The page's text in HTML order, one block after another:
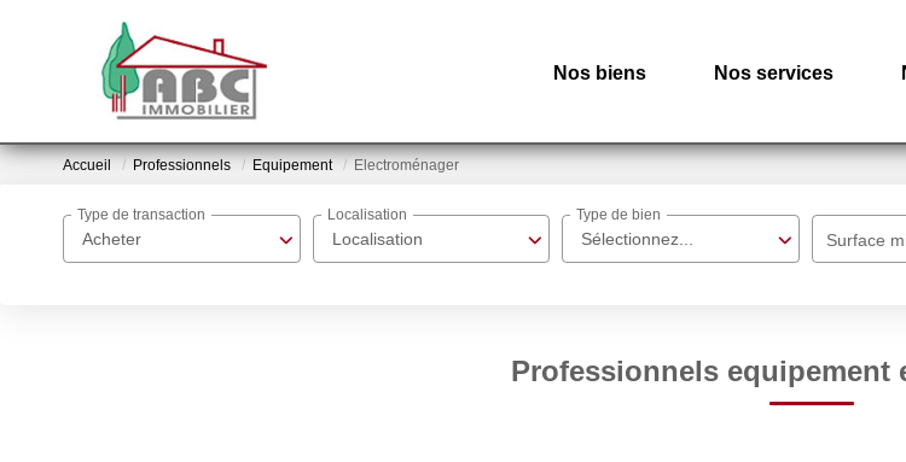
Nos biens Nos services
Accueil Professionnels Equipement Electroménager
Acheter
Type de transaction
Localisation
Localisation
Sélectionnez...
Type de bien
Surface
Professionnels equipement